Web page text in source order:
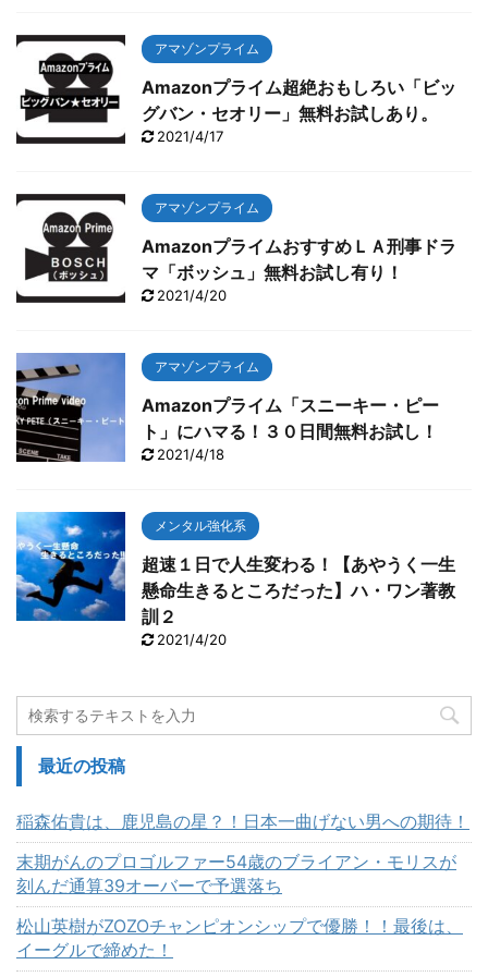
アマゾンプライム
Amazonプライム超絶おもしろい「ビッ
グバン・セオリー」無料お試しあり。
2021/4/17
アマゾンプライム
AmazonプライムおすすめＬＡ刑事ドラ
マ「ボッシュ」無料お試し有り！
2021/4/20
アマゾンプライム
Amazonプライム「スニーキー・ピー
ト」にハマる！３０日間無料お試し！
2021/4/18
メンタル強化系
超速１日で人生変わる！【あやうく一生
懸命生きるところだった】ハ・ワン著教
訓２
2021/4/20
最近の投稿
稲森佑貴は、鹿児島の星？！日本一曲げない男への期待！
末期がんのプロゴルファー54歳のブライアン・モリスが
刻んだ通算39オーバーで予選落ち
松山英樹がZOZOチャンピオンシップで優勝！！最後は、
イーグルで締めた！